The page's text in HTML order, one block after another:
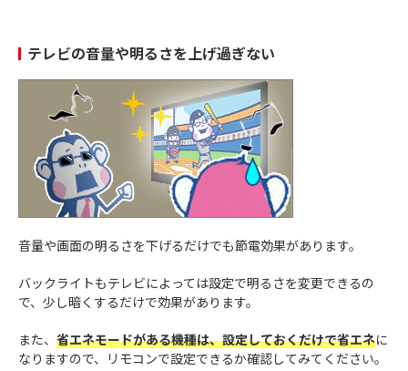
テレビの音量や明るさを上げ過ぎない
音量や画面の明るさを下げるだけでも節電効果があります。
バックライトもテレビによっては設定で明るさを変更できるの
で、少し暗くするだけで効果があります。
また、 省エネモードがある機種は、設定しておくだけで省エネに
なりますので、リモコンで設定できるか確認してみてください。